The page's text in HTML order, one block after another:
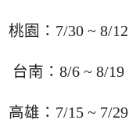
桃園：7/30 ~ 8/12
台南：8/6 ~ 8/19
高雄：7/15 ~ 7/29